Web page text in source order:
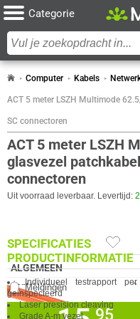
Categorie
Computer Kabels
ACT 5 meter LSZH Multimode
SC connectoren
ACT 5 meter LSZH
glasvezel
connectoren
Uit voorraad leverbaar. Levertijd:
95
Meldingen
SPECIFICATIES
ALGEMEEN
Eigenschap Waarde
Aantal vezels
2
Buitendiameter
2
PRODUCTINFORMATIE
Individueel testrapport
geinspecteerd
Laser presision cleaving
Grade A-m vezel